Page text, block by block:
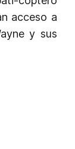
acceso a
y sus